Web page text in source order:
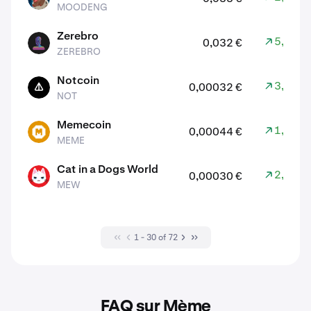
MOODENG
ZEREBRO Zerebro
ZEREBRO
0,032 € 5,30 %
NOT Notcoin
NOT
0,00032 € 3,40 %
MEME Memecoin
MEME
0,00044 € 1,00 %
MEW Cat in a Dogs World
MEW
0,00030 € 2,10 %
1 - 30 of 72
FAQ sur Mème